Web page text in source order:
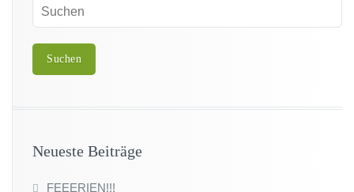
Neueste Beiträge
FEEERIEN!!!